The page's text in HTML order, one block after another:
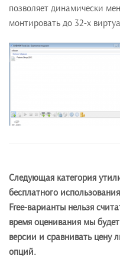
позволяет динамически
монтировать до 32-х
Следующая категория
бесплатного
Free-варианты нельзя
время оценивания мы
версии и сравнивать цену
опций.